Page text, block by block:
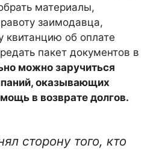
материалы,
заимодавца,
квитанцию об оплате
пакет документов в
можно заручиться
оказывающих
в возврате долгов.
сторону того, кто